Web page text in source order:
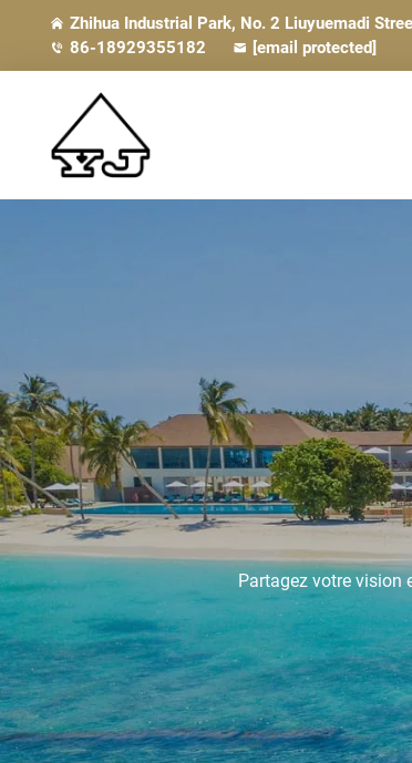
Zhihua Industrial Park, No. 2 Liuyuemadi
86-18929355182
[email protected]
Partagez votre vision